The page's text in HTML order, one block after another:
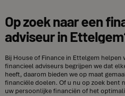
Op zoek naar een
adviseur in
Bij House of Finance in Ettelgem helpen
financieel adviseurs begrijpen we dat
heeft, daarom bieden we op maat
financiële doelen. Of u nu op zoek bent
uw persoonlijke financiën of het